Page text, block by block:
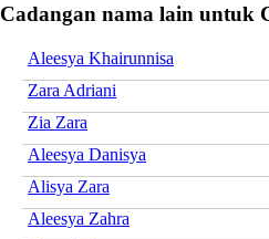
Cadangan nama lain untuk
Aleesya Khairunnisa
Zara Adriani
Zia Zara
Aleesya Danisya
Alisya Zara
Aleesya Zahra